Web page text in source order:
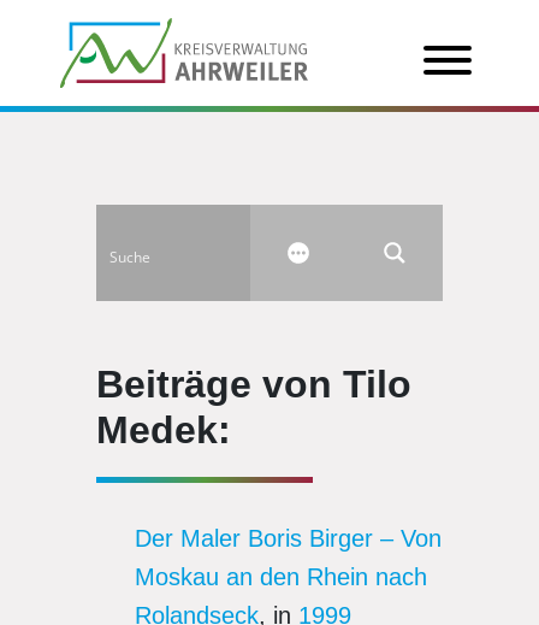
Beiträge von Tilo
Medek:
Der Maler Boris Birger – Von
Moskau an den Rhein nach
Rolandseck, in 1999